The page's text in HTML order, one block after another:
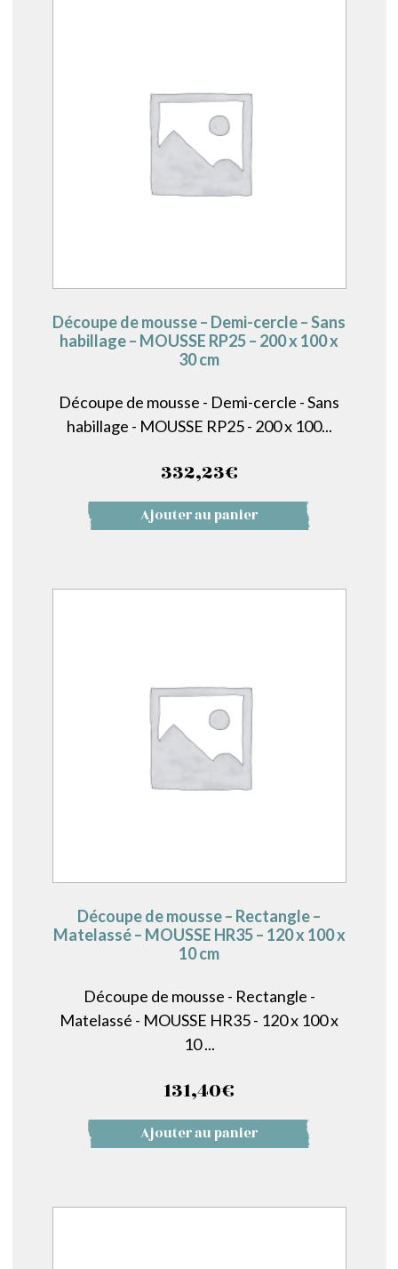
Découpe de mousse – Demi-cercle – Sans
habillage – MOUSSE RP25 – 200 x 100 x
30 cm
Découpe de mousse - Demi-cercle - Sans
habillage - MOUSSE RP25 - 200 x 100...
332,23€
Ajouter au panier
Découpe de mousse – Rectangle –
Matelassé – MOUSSE HR35 – 120 x 100 x
10 cm
Découpe de mousse - Rectangle -
Matelassé - MOUSSE HR35 - 120 x 100 x
10 ...
131,40€
Ajouter au panier